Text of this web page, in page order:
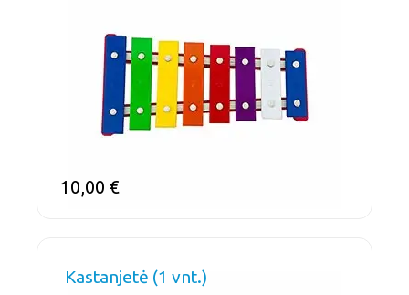
10,00 €
Kastanjetė (1 vnt.)